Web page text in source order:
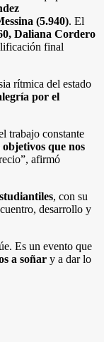
(5.940). El
Daliana Cordero
final
rítmica del estado
por el
trabajo constante
objetivos que nos
afirmó
, con su
desarrollo y
Es un evento que
a soñar y a dar lo